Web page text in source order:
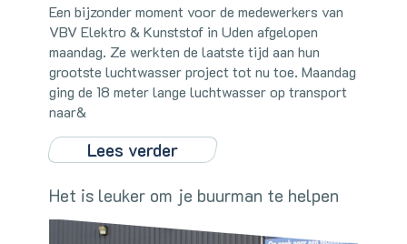
Een bijzonder moment voor de medewerkers van
VBV Elektro & Kunststof in Uden afgelopen
maandag. Ze werkten de laatste tijd aan hun
grootste luchtwasser project tot nu toe. Maandag
ging de 18 meter lange luchtwasser op transport
naar&
Lees verder
Het is leuker om je buurman te helpen